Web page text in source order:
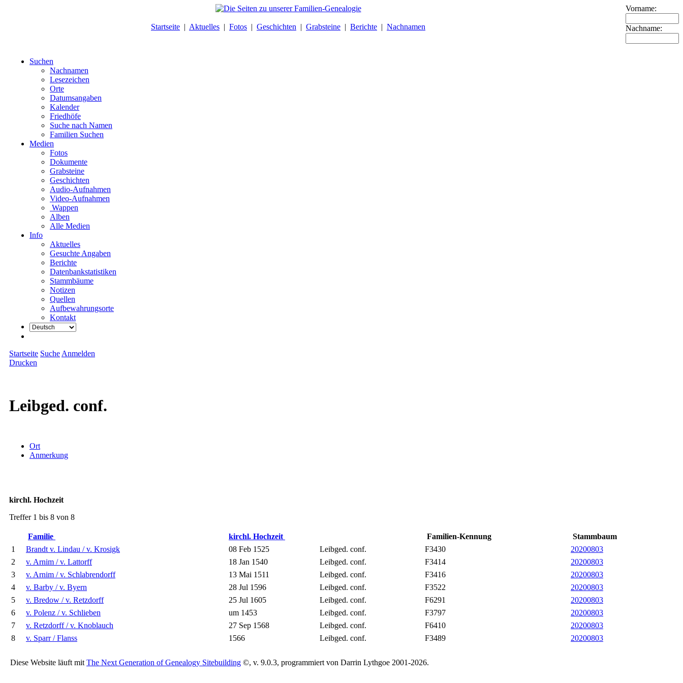
Startseite | Aktuelles | Fotos | Geschichten | Grabsteine | Berichte | Nachnamen
Vorname:
Nachname:
Suchen
Nachnamen
Lesezeichen
Orte
Datumsangaben
Kalender
Friedhöfe
Suche nach Namen
Familien Suchen
Medien
Fotos
Dokumente
Grabsteine
Geschichten
Audio-Aufnahmen
Video-Aufnahmen
Wappen
Alben
Alle Medien
Info
Aktuelles
Gesuchte Angaben
Berichte
Datenbankstatistiken
Stammbäume
Notizen
Quellen
Aufbewahrungsorte
Kontakt
Startseite Suche Anmelden
Drucken
Leibged. conf.
Ort
Anmerkung
kirchl. Hochzeit
Treffer 1 bis 8 von 8
Familie kirchl. Hochzeit Familien-Kennung
Stammbaum
1
Brandt v. Lindau / v. Krosigk 08 Feb 1525 Leibged. conf. F3430
20200803
2
v. Arnim / v. Lattorff 18 Jan 1540 Leibged. conf. F3414
20200803
3
v. Arnim / v. Schlabrendorff 13 Mai 1511 Leibged. conf. F3416
20200803
4
v. Barby / v. Byern 28 Jul 1596 Leibged. conf. F3522
20200803
5
v. Bredow / v. Retzdorff 25 Jul 1605 Leibged. conf. F6291
20200803
6
v. Polenz / v. Schlieben um 1453 Leibged. conf. F3797
20200803
7
v. Retzdorff / v. Knoblauch 27 Sep 1568 Leibged. conf. F6410
20200803
8
v. Sparr / Flanss 1566 Leibged. conf. F3489 20200803
Diese Website läuft mit The Next Generation of Genealogy Sitebuilding ©, v. 9.0.3, programmiert von Darrin Lythgoe 2001-2026.